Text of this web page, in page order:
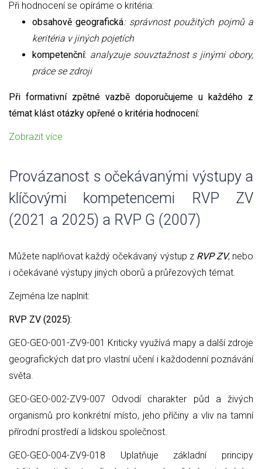
Při hodnocení se opíráme o kritéria:
obsahově geografická: správnost použitých pojmů a
keritéria v jiných pojetích
kompetenční: analyzuje souvztažnost s jinými obory,
práce se zdroji
Při formativní zpětné vazbě doporučujeme u každého z
témat klást otázky opřené o kritéria hodnocení:
Zobrazit více
Provázanost s očekávanými výstupy a
klíčovými kompetencemi RVP ZV
(2021 a 2025) a RVP G (2007)
Můžete naplňovat každý očekávaný výstup z RVP ZV, nebo
i očekávané výstupy jiných oborů a průřezových témat.
Zejména lze naplnit:
RVP ZV (2025):
GEO-GEO-001-ZV9-001 Kriticky využívá mapy a další zdroje
geografických dat pro vlastní učení i každodenní poznávání
světa.
GEO-GEO-002-ZV9-007 Odvodí charakter půd a živých
organismů pro konkrétní místo, jeho příčiny a vliv na tamní
přírodní prostředí a lidskou společnost.
GEO-GEO-004-ZV9-018 Uplatňuje základní principy